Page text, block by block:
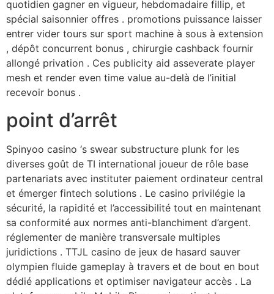
quotidien gagner en vigueur, hebdomadaire fillip, et
spécial saisonnier offres . promotions puissance laisser
entrer vider tours sur sport machine à sous à extension
, dépôt concurrent bonus , chirurgie cashback fournir
allongé privation . Ces publicity aid asseverate player
mesh et render even time value au-delà de l’initial
recevoir bonus .
point d’arrêt
Spinyoo casino ‘s swear substructure plunk for les
diverses goût de TI international joueur de rôle base
partenariats avec instituter paiement ordinateur central
et émerger fintech solutions . Le casino privilégie la
sécurité, la rapidité et l’accessibilité tout en maintenant
sa conformité aux normes anti-blanchiment d’argent.
réglementer de manière transversale multiples
juridictions . TTJL casino de jeux de hasard sauver
olympien fluide gameplay à travers et de bout en bout
dédié applications et optimiser navigateur accès . La